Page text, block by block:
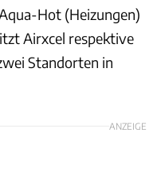
Hot (Heizungen)
Airxcel respektive
Standorten in
ANZEIGE